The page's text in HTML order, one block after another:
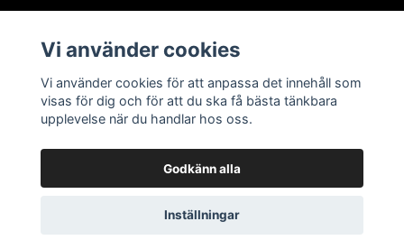
Sociala medier
© 2026 Bodega Partybutiken
Vi använder cookies
Vi använder cookies för att anpassa det innehåll som
visas för dig och för att du ska få bästa tänkbara
upplevelse när du handlar hos oss.
Godkänn alla
Inställningar